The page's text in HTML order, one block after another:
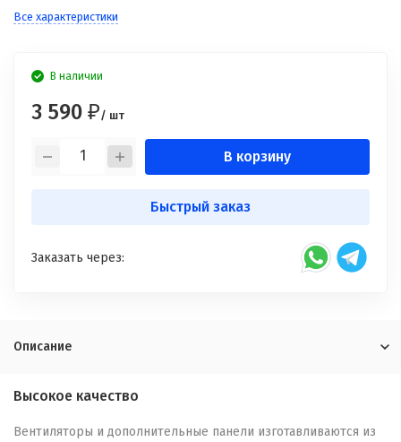
Все характеристики
В наличии
3 590 ₽/ шт
В корзину
Быстрый заказ
Заказать через:
Описание
Высокое качество
Вентиляторы и дополнительные панели изготавливаются из